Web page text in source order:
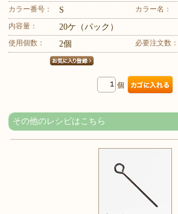
カラー番号： S カラー名：
内容量： 20ケ（パック）
使用個数： 2個 必要注文数：
個
その他のレシピはこちら